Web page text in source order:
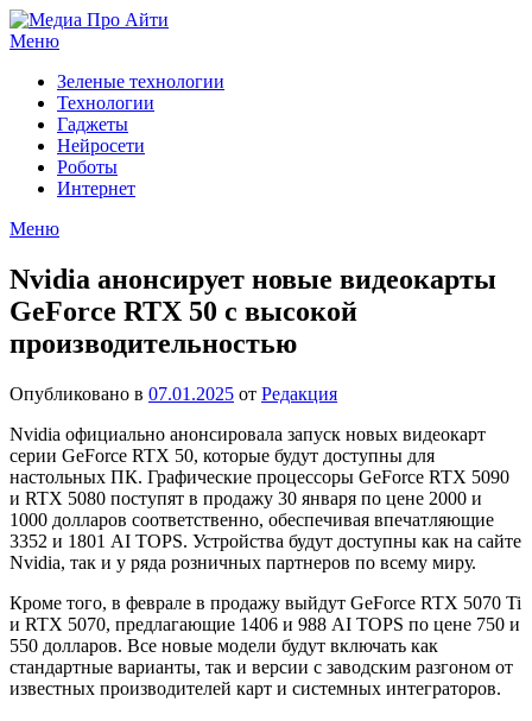
Перейти
к
Меню
Зеленые технологии
Технологии
Гаджеты
Нейросети
Роботы
Интернет
Меню
Nvidia анонсирует новые видеокарты
GeForce RTX 50 с высокой
производительностью
Опубликовано в 07.01.2025 от Редакция
Nvidia официально анонсировала запуск новых видеокарт
серии GeForce RTX 50, которые будут доступны для
настольных ПК. Графические процессоры GeForce RTX 5090
и RTX 5080 поступят в продажу 30 января по цене 2000 и
1000 долларов соответственно, обеспечивая впечатляющие
3352 и 1801 AI TOPS. Устройства будут доступны как на сайте
Nvidia, так и у ряда розничных партнеров по всему миру.
Кроме того, в феврале в продажу выйдут GeForce RTX 5070 Ti
и RTX 5070, предлагающие 1406 и 988 AI TOPS по цене 750 и
550 долларов. Все новые модели будут включать как
стандартные варианты, так и версии с заводским разгоном от
известных производителей карт и системных интеграторов.